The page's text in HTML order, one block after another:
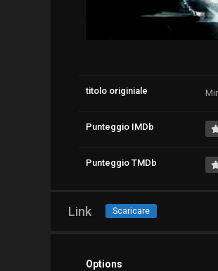
titolo originiale
Punteggio IMDb
Punteggio TMDb
Link Scaricare
Options